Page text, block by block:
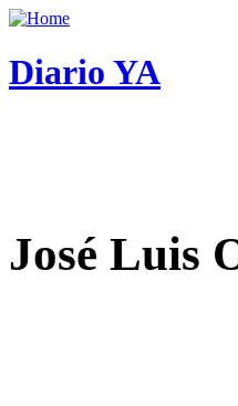
Diario YA
José Luis